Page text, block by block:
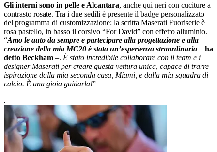
Gli interni sono in pelle e Alcantara, anche qui neri con cuciture a
contrasto rosate. Tra i due sedili è presente il badge personalizzato
del programma di customizzazione: la scritta Maserati Fuoriserie è
rosa pastello, in basso il corsivo “For David” con effetto alluminio.
“Amo le auto da sempre e partecipare alla progettazione e alla
creazione della mia MC20 è stata unʼesperienza straordinaria ‒ ha
detto Beckham ‒. È stato incredibile collaborare con il team e i
designer Maserati per creare questa vettura unica, capace di trarre
ispirazione dalla mia seconda casa, Miami, e dalla mia squadra di
calcio. È una gioia guidarla!”